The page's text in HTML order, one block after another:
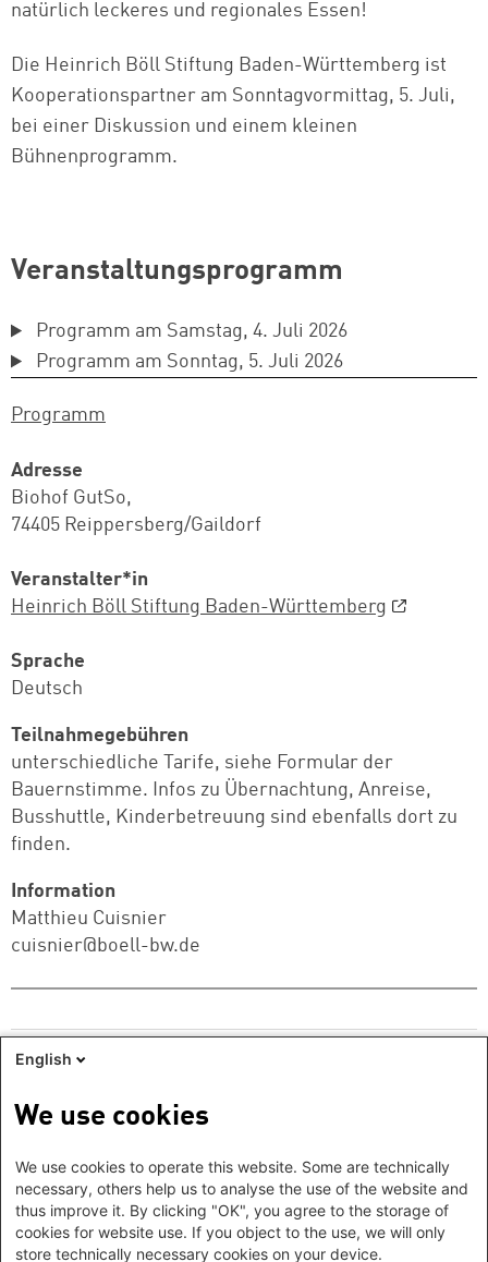
natürlich leckeres und regionales Essen!
Die Heinrich Böll Stiftung Baden-Württemberg ist
Kooperationspartner am Sonntagvormittag, 5. Juli,
bei einer Diskussion und einem kleinen
Bühnenprogramm.
Veranstaltungsprogramm
Programm am Samstag, 4. Juli 2026
Programm am Sonntag, 5. Juli 2026
Programm
Adresse
Biohof GutSo,
74405 Reippersberg/Gaildorf
Veranstalter*in
Heinrich Böll Stiftung Baden-Württemberg
Sprache
Deutsch
Teilnahmegebühren
unterschiedliche Tarife, siehe Formular der
Bauernstimme. Infos zu Übernachtung, Anreise,
Busshuttle, Kinderbetreuung sind ebenfalls dort zu
finden.
Information
Matthieu Cuisnier
cuisnier@boell-bw.de
English
We use cookies
We use cookies to operate this website. Some are technically
necessary, others help us to analyse the use of the website and
thus improve it. By clicking "OK", you agree to the storage of
cookies for website use. If you object to the use, we will only
store technically necessary cookies on your device.